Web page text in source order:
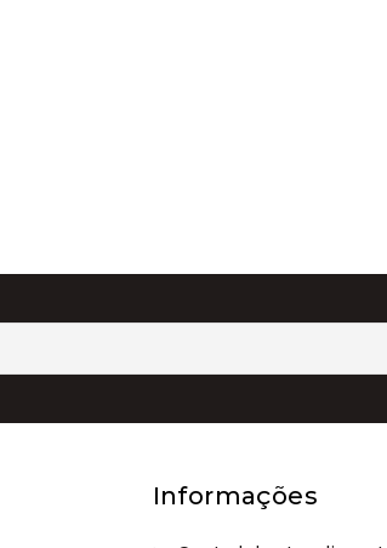
Informações